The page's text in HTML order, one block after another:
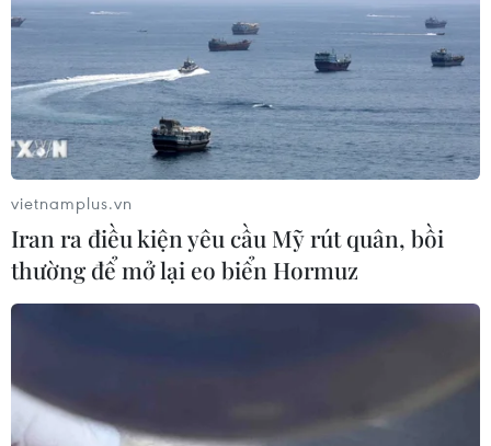
vietnamplus.vn
Iran ra điều kiện yêu cầu Mỹ rút quân, bồi
thường để mở lại eo biển Hormuz